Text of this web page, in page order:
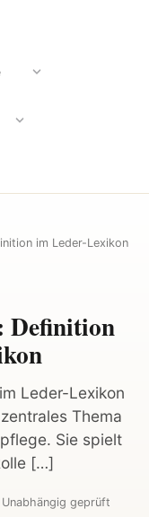
im Leder-Lexikon
Definition
Leder-Lexikon
Thema
Sie spielt
[…]
Unabhängig geprüft